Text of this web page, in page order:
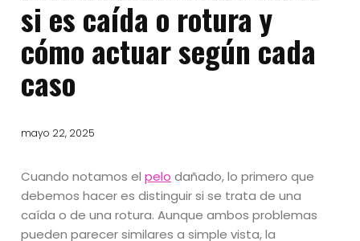
si es caída o rotura y
cómo actuar según cada
caso
mayo 22, 2025
Cuando notamos elpelo dañado, lo primero que
debemos hacer es distinguir si se trata de una
caída o de una rotura. Aunque ambos problemas
pueden parecer similares a simple vista, la